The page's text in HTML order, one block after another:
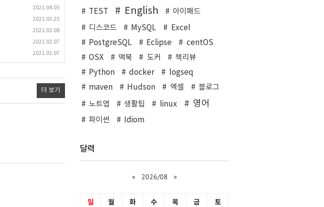
2021.04.05
2021.03.25
2021.03.08
2021.02.07
2021.01.07
더 보기
TEST English
아이패드
디스코드
MySQL
Excel
PostgreSQL
Eclipse
centOS
OSX
맥북 도커
책리뷰
Python
docker
logseq
maven
Hudson 엑셀
블로그
노트앱
생활팁 linux 영어
파이썬 Idiom
달력
« 2026/08 »
일 월 화 수 목 금 토